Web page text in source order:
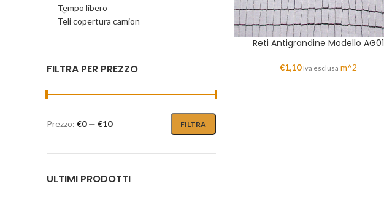
Tempo libero
Teli copertura camion
FILTRA PER PREZZO
Prezzo
Prezzo
FILTRA
Prezzo: €0— €10
ULTIMI PRODOTTI
Reti Antigrandine Modello AG01
€1,10 Iva esclusa m^2